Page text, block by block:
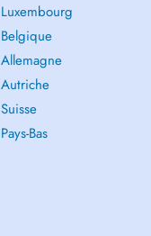
Luxembourg
Belgique
Allemagne
Autriche
Suisse
Pays-Bas